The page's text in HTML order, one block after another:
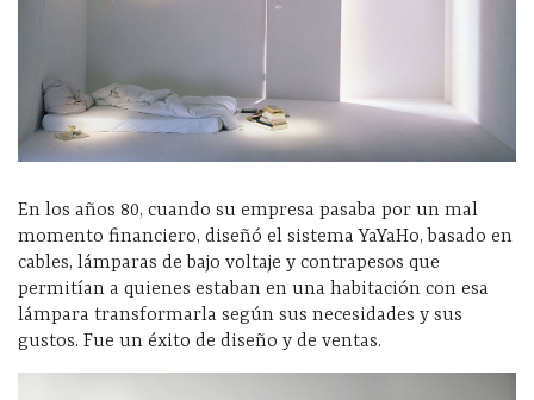
En los años 80, cuando su empresa pasaba por un mal
momento financiero, diseñó el sistema YaYaHo, basado en
cables, lámparas de bajo voltaje y contrapesos que
permitían a quienes estaban en una habitación con esa
lámpara transformarla según sus necesidades y sus
gustos. Fue un éxito de diseño y de ventas.